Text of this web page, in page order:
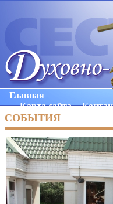
Главная
Карта сайта
СОБЫТИЯ